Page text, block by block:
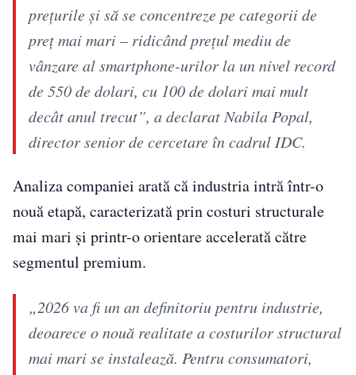
prețurile și să se concentreze pe categorii de
preț mai mari – ridicând prețul mediu de
vânzare al smartphone-urilor la un nivel record
de 550 de dolari, cu 100 de dolari mai mult
decât anul trecut”, a declarat Nabila Popal,
director senior de cercetare în cadrul IDC.
Analiza companiei arată că industria intră într-o
nouă etapă, caracterizată prin costuri structurale
mai mari și printr-o orientare accelerată către
segmentul premium.
„2026 va fi un an definitoriu pentru industrie,
deoarece o nouă realitate a costurilor structural
mai mari se instalează. Pentru consumatori,